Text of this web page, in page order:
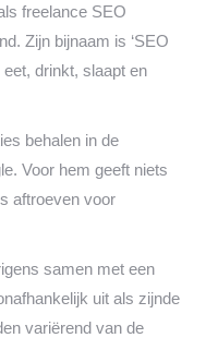
freelance SEO
Zijn bijnaam is ‘SEO
drinkt, slaapt en
behalen in de
Voor hem geeft niets
aftroeven voor
samen met een
uit als zijnde
variërend van de